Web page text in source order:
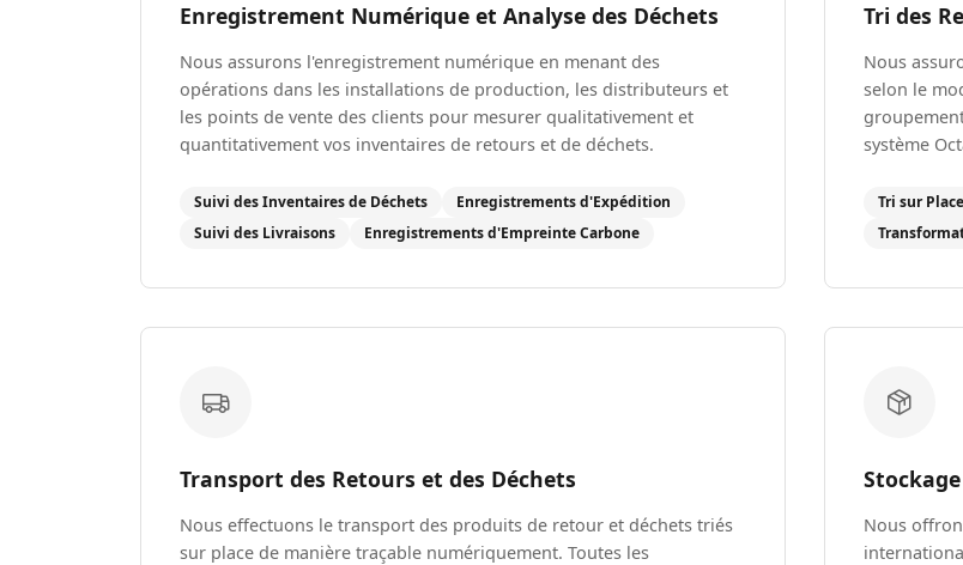
Enregistrement Numérique et Analyse des Déchets
Nous assurons l'enregistrement numérique en menant des
opérations dans les installations de production, les distributeurs et
les points de vente des clients pour mesurer qualitativement et
quantitativement vos inventaires de retours et de déchets.
Suivi des Inventaires de Déchets
Enregistrements d'Expédition
Suivi des Livraisons
Enregistrements d'Empreinte Carbone
Tri des
Nous
selon le
système
Tri sur Place
Transport des Retours et des Déchets
Nous effectuons le transport des produits de retour et déchets triés
sur place de manière traçable numériquement. Toutes les
Nous